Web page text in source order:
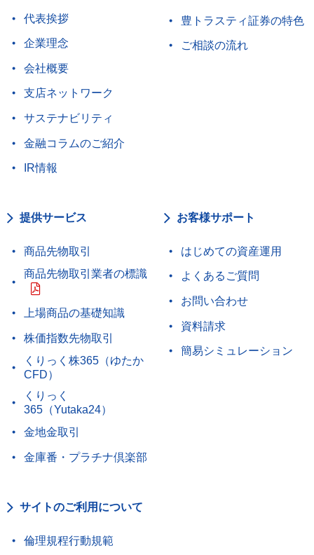
代表挨拶
企業理念
会社概要
支店ネットワーク
サステナビリティ
金融コラムのご紹介
IR情報
豊トラスティ証券の特色
ご相談の流れ
提供サービス
商品先物取引
商品先物取引業者の標識
上場商品の基礎知識
株価指数先物取引
くりっく株365（ゆたか
CFD）
くりっく
365（Yutaka24）
金地金取引
金庫番・プラチナ倶楽部
お客様サポート
はじめての資産運用
よくあるご質問
お問い合わせ
資料請求
簡易シミュレーション
サイトのご利用について
倫理規程行動規範